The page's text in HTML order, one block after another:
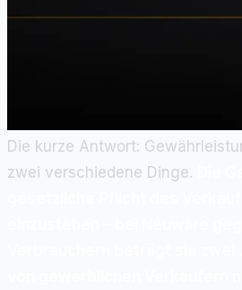
Die kurze Antwort:
zwei verschiedene Dinge.